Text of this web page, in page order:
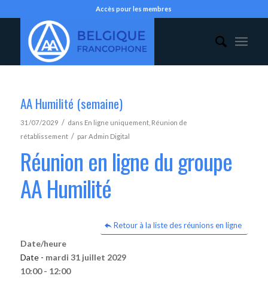
Accès pour les membres
AA Humilité (semaine)
31/07/2029 / dans En ligne uniquement, Réunion de
rétablissement / parAdmin Digital
Réunion en ligne du groupe
AA Humilité
Retour à la liste des réunions en ligne
Date/heure
Date - mardi 31 juillet 2029
10:00 - 12:00